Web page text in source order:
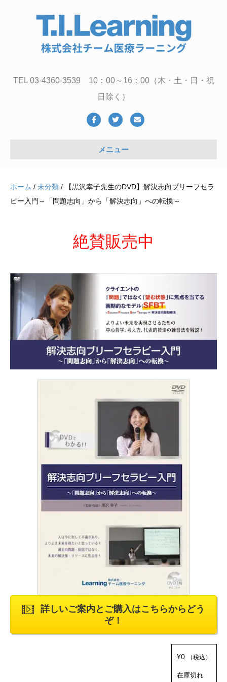
TEL 03-4360-3539 10：00～16：00（木・土・日・祝
日除く）
FacebookTwitterEmail
メニュー
ホーム / 未分類 / 【黒沢幸子先生のDVD】解決志向ブリーフセラ
ピー入門～「問題志向」から「解決志向」への転換～
絶賛販売中
詳しいご案内とご購入はこちらからどう
ぞ！
¥0 （税込）
在庫切れ